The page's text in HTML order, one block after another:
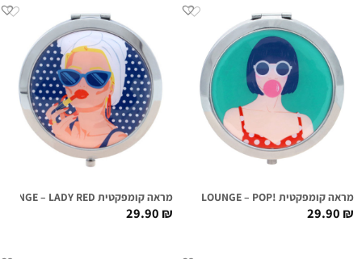
מראה קומפקטית !FIRST CLASS LOUNGE – POP
29.90₪
מראה קומפקטית FIRST CLASS LOUNGE – LADY RED
29.90₪